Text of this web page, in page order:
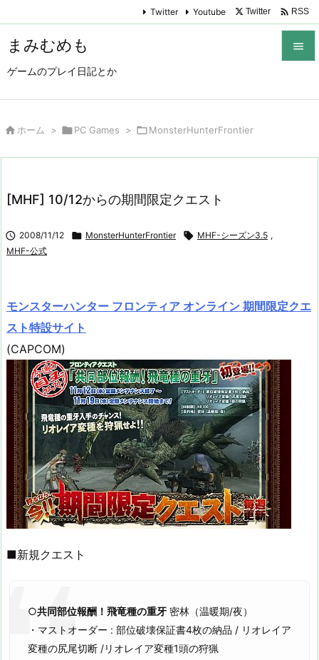
まみむめも
ゲームのプレイ日記とか

Twitter Youtube Twitter  RSS
 ホーム > PC Games > MonsterHunterFrontier
[MHF] 10/12からの期間限定クエスト
 2008/11/12  MonsterHunterFrontier  MHF-シーズン3.5 ,
MHF-公式
モンスターハンター フロンティア オンライン 期間限定クエ
スト特設サイト
(CAPCOM)
■新規クエスト
○共同部位報酬！飛竜種の重牙 密林（温暖期/夜）
・マストオーダー : 部位破壊保証書4枚の納品 / リオレイア
変種の尻尾切断 /リオレイア変種1頭の狩猟